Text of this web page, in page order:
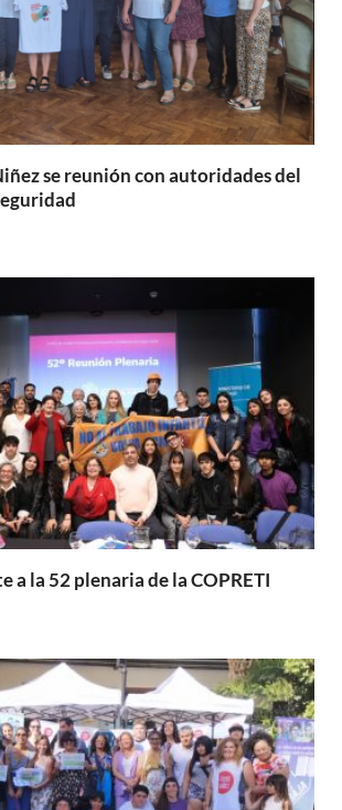
se reunión con autoridades del
a la 52 plenaria de la COPRETI